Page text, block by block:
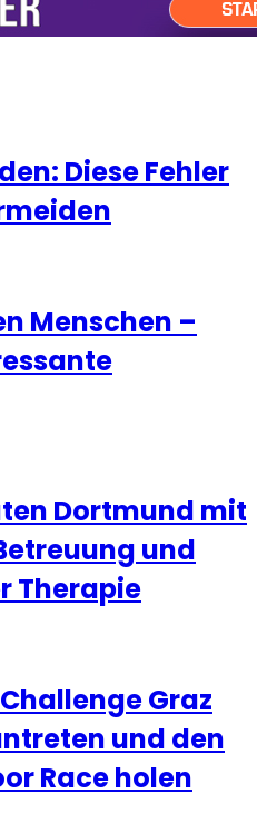
Diese Fehler
Menschen –
Dortmund mit
und
Therapie
Graz
und den
Race holen